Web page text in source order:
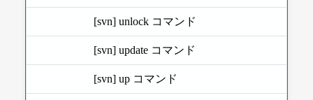
[svn] unlock コマンド
[svn] update コマンド
[svn] up コマンド